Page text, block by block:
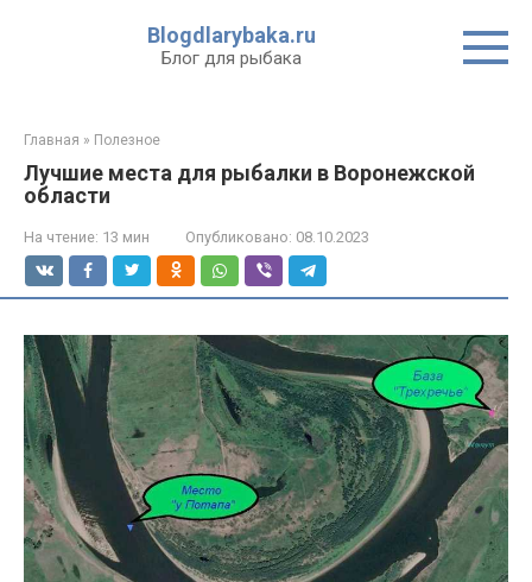
Blogdlarybaka.ru
Блог для рыбака
Главная » Полезное
Лучшие места для рыбалки в Воронежской
области
На чтение: 13 мин Опубликовано: 08.10.2023